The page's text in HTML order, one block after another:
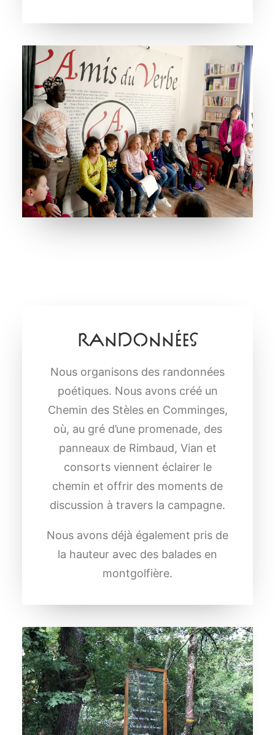
Randonnées
Nous organisons des randonnées
poétiques. Nous avons créé un
Chemin des Stèles en Comminges,
où, au gré d’une promenade, des
panneaux de Rimbaud, Vian et
consorts viennent éclairer le
chemin et offrir des moments de
discussion à travers la campagne.
Nous avons déjà également pris de
la hauteur avec des balades en
montgolfière.